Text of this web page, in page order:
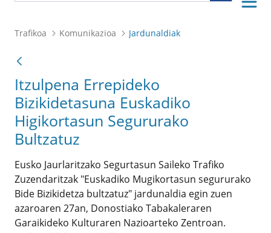
Trafikoa Komunikazioa Jardunaldiak
Itzulpena Errepideko
Bizikidetasuna Euskadiko
Higikortasun Segururako
Bultzatuz
Eusko Jaurlaritzako Segurtasun Saileko Trafiko
Zuzendaritzak "Euskadiko Mugikortasun segururako
Bide Bizikidetza bultzatuz" jardunaldia egin zuen
azaroaren 27an, Donostiako Tabakaleraren
Garaikideko Kulturaren Nazioarteko Zentroan.